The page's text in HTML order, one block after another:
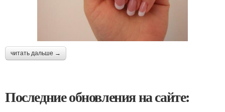
читать дальше →
Последние обновления на сайте: